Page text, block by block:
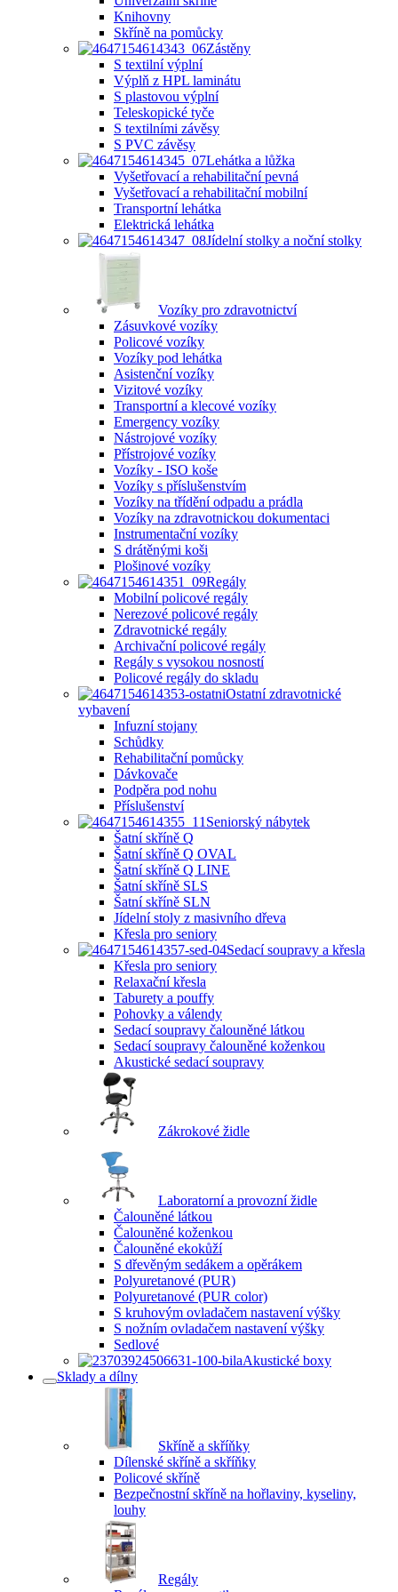
Knihovny
Skříně na pomůcky
Zástěny
S textilní výplní
Výplň z HPL laminátu
S plastovou výplní
Teleskopické tyče
S textilními závěsy
S PVC závěsy
Lehátka a lůžka
Vyšetřovací a rehabilitační pevná
Vyšetřovací a rehabilitační mobilní
Transportní lehátka
Elektrická lehátka
Jídelní stolky a noční stolky
Vozíky pro zdravotnictví
Zásuvkové vozíky
Policové vozíky
Vozíky pod lehátka
Asistenční vozíky
Vizitové vozíky
Transportní a klecové vozíky
Emergency vozíky
Nástrojové vozíky
Přístrojové vozíky
Vozíky - ISO koše
Vozíky s příslušenstvím
Vozíky na třídění odpadu a prádla
Vozíky na zdravotnickou dokumentaci
Instrumentační vozíky
S drátěnými koši
Plošinové vozíky
Regály
Mobilní policové regály
Nerezové policové regály
Zdravotnické regály
Archivační policové regály
Regály s vysokou nosností
Policové regály do skladu
Ostatní zdravotnické
vybavení
Infuzní stojany
Schůdky
Rehabilitační pomůcky
Dávkovače
Podpěra pod nohu
Příslušenství
Seniorský nábytek
Šatní skříně Q
Šatní skříně Q OVAL
Šatní skříně Q LINE
Šatní skříně SLS
Šatní skříně SLN
Jídelní stoly z masivního dřeva
Křesla pro seniory
Sedací soupravy a křesla
Křesla pro seniory
Relaxační křesla
Taburety a pouffy
Pohovky a válendy
Sedací soupravy čalouněné látkou
Sedací soupravy čalouněné koženkou
Akustické sedací soupravy
Zákrokové židle
Laboratorní a provozní židle
Čalouněné látkou
Čalouněné koženkou
Čalouněné ekokůží
S dřevěným sedákem a opěrákem
Polyuretanové (PUR)
Polyuretanové (PUR color)
S kruhovým ovladačem nastavení výšky
S nožním ovladačem nastavení výšky
Sedlové
Akustické boxy
Sklady a dílny
Skříně a skříňky
Dílenské skříně a skříňky
Policové skříně
Bezpečnostní skříně na hořlaviny, kyseliny,
louhy
Regály